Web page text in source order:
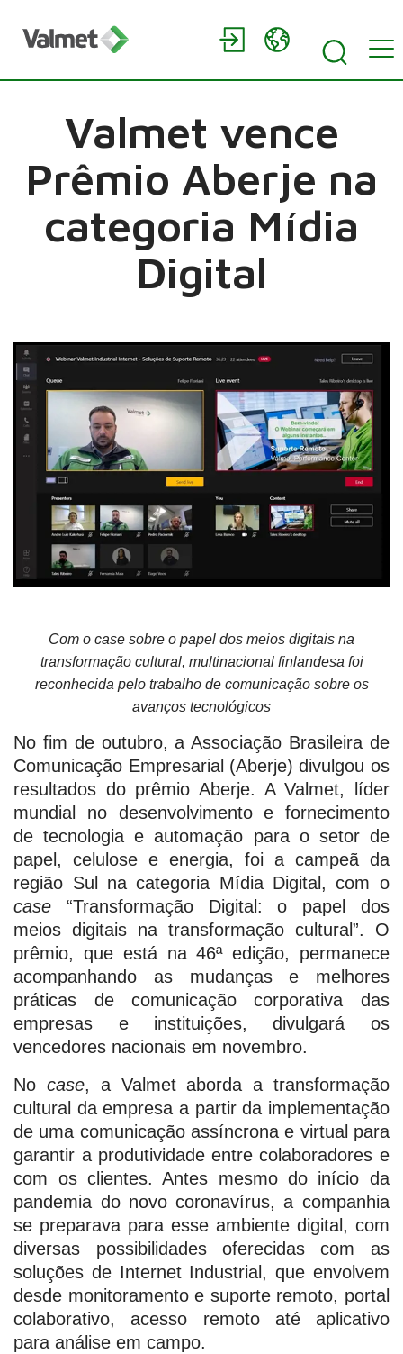
Valmet vence
Prêmio Aberje na
categoria Mídia
Digital
Com o case sobre o papel dos meios digitais na
transformação cultural, multinacional finlandesa foi
reconhecida pelo trabalho de comunicação sobre os
avanços tecnológicos
No fim de outubro, a Associação Brasileira de
Comunicação Empresarial (Aberje) divulgou os
resultados do prêmio Aberje. A Valmet, líder
mundial no desenvolvimento e fornecimento
de tecnologia e automação para o setor de
papel, celulose e energia, foi a campeã da
região Sul na categoria Mídia Digital, com o
case “Transformação Digital: o papel dos
meios digitais na transformação cultural”. O
prêmio, que está na 46ª edição, permanece
acompanhando as mudanças e melhores
práticas de comunicação corporativa das
empresas e instituições, divulgará os
vencedores nacionais em novembro.
No case, a Valmet aborda a transformação
cultural da empresa a partir da implementação
de uma comunicação assíncrona e virtual para
garantir a produtividade entre colaboradores e
com os clientes. Antes mesmo do início da
pandemia do novo coronavírus, a companhia
se preparava para esse ambiente digital, com
diversas possibilidades oferecidas com as
soluções de Internet Industrial, que envolvem
desde monitoramento e suporte remoto, portal
colaborativo, acesso remoto até aplicativo
para análise em campo.